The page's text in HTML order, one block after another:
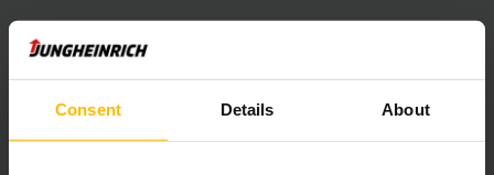
Consent Details About
Leslogiciels de surveillance en temps réelpermettent de